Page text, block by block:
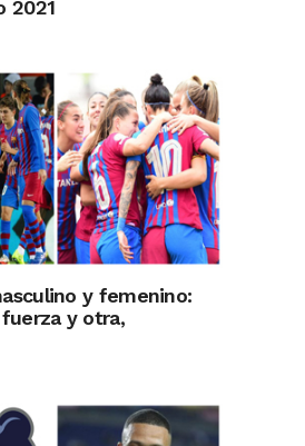
2021
y femenino:
y otra,